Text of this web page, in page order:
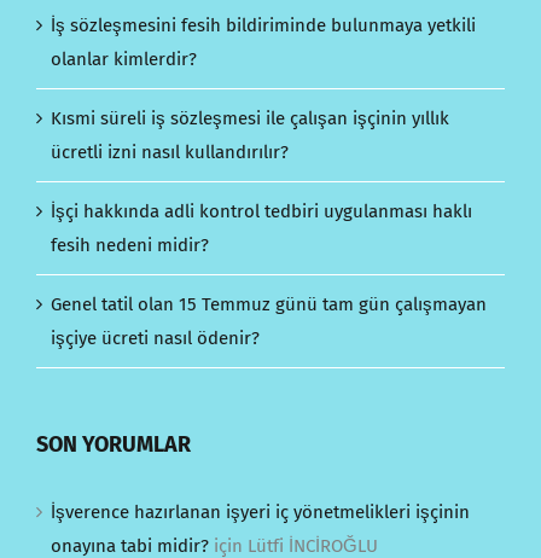
İş sözleşmesini fesih bildiriminde bulunmaya yetkili
olanlar kimlerdir?
Kısmi süreli iş sözleşmesi ile çalışan işçinin yıllık
ücretli izni nasıl kullandırılır?
İşçi hakkında adli kontrol tedbiri uygulanması haklı
fesih nedeni midir?
Genel tatil olan 15 Temmuz günü tam gün çalışmayan
işçiye ücreti nasıl ödenir?
SON YORUMLAR
İşverence hazırlanan işyeri iç yönetmelikleri işçinin
onayına tabi midir? için Lütfi İNCİROĞLU